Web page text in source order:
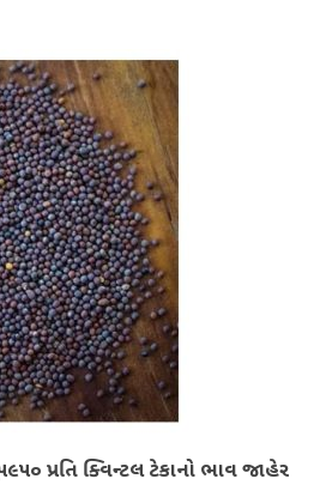
પ્રતિ ક્વિન્ટલ ટેકાનો ભાવ જાહેર